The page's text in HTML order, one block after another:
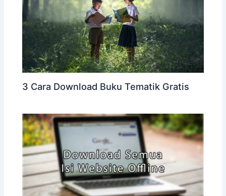
3 Cara Download Buku Tematik Gratis